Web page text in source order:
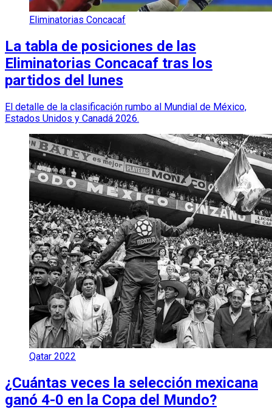
Eliminatorias Concacaf
La tabla de posiciones de las
Eliminatorias Concacaf tras los
partidos del lunes
El detalle de la clasificación rumbo al Mundial de México,
Estados Unidos y Canadá 2026.
Qatar 2022
¿Cuántas veces la selección mexicana
ganó 4-0 en la Copa del Mundo?